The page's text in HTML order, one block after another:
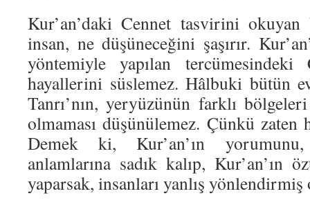
Kur’an’daki Cennet tasvirini
insan, ne düşüneceğini şaşırır.
yöntemiyle yapılan
hayallerini süslemez. Hâlbuki bütün
Tanrı’nın, yeryüzünün farklı
olmaması düşünülemez. Çünkü zaten
Demek ki, Kur’an’ın
anlamlarına sadık kalıp, Kur’an’ın
yaparsak, insanları yanlış